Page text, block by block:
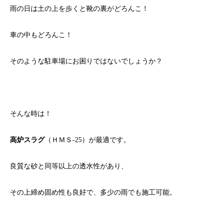
雨の日は土の上を歩くと靴の裏がどろんこ！
車の中もどろんこ！
そのような駐車場にお困りではないでしょうか？
そんな時は！
高炉スラグ（ＨＭＳ-25）が最適です。
良質な砂と同等以上の透水性があり、
その上締め固め性も良好で、多少の雨でも施工可能。